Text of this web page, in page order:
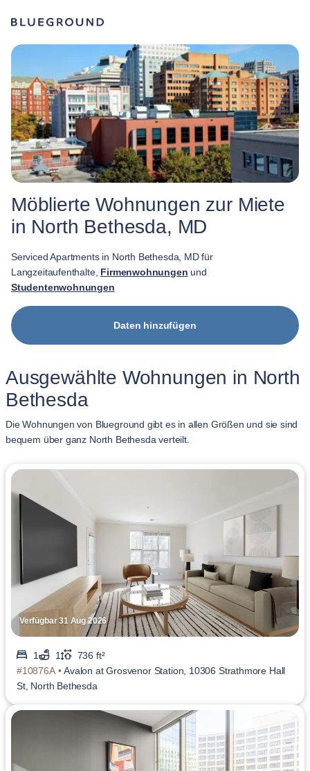
Möblierte Wohnungen zur Miete
in North Bethesda, MD
Serviced Apartments in North Bethesda, MD für
Langzeitaufenthalte, Firmenwohnungen und
Studentenwohnungen
Daten hinzufügen
Ausgewählte Wohnungen in North
Bethesda
Die Wohnungen von Blueground gibt es in allen Größen und sie sind
bequem über ganz North Bethesda verteilt.
Verfügbar 31 Aug 2026
1 1
736 ft²
#10876A •Avalon at Grosvenor Station, 10306 Strathmore Hall
St, North Bethesda